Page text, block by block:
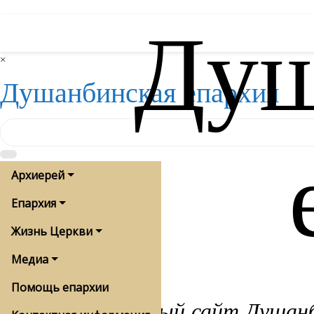
×
Душанбинская епархия
Архиерей
Епархия
Жизнь Церкви
Медиа
Помощь епархии